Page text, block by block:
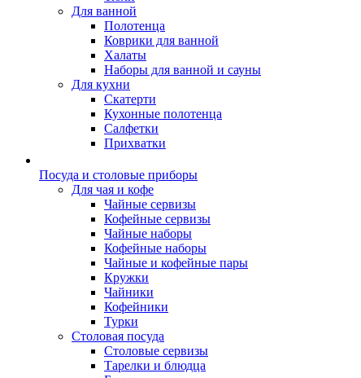
Для ванной
Полотенца
Коврики для ванной
Халаты
Наборы для ванной и сауны
Для кухни
Скатерти
Кухонные полотенца
Салфетки
Прихватки
Посуда и столовые приборы
Для чая и кофе
Чайные сервизы
Кофейные сервизы
Чайные наборы
Кофейные наборы
Чайные и кофейные пары
Кружки
Чайники
Кофейники
Турки
Столовая посуда
Столовые сервизы
Тарелки и блюдца